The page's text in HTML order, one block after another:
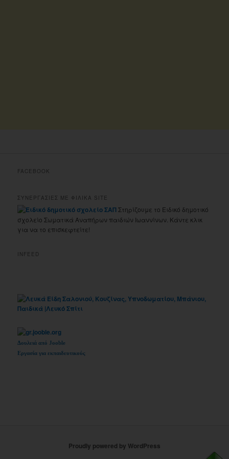
FACEBOOK
ΣΥΝΕΡΓΑΣΙΕΣ ΜΕ ΦΙΛΙΚΑ SITE
Στηρίζουμε το Ειδικό δημοτικό
σχολείο Σωματικά Αναπήρων παιδιών Ιωαννίνων. Κάντε κλικ
για να το επισκεφτείτε!
INFEED
Δουλειά από Jooble
Εργασία για εκπαιδευτικούς
Proudly powered by WordPress